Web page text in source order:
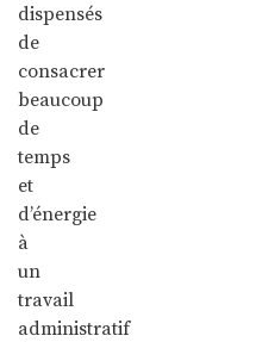
dispensés
de
consacrer
beaucoup
de
temps
et
d’énergie
à
un
travail
administratif